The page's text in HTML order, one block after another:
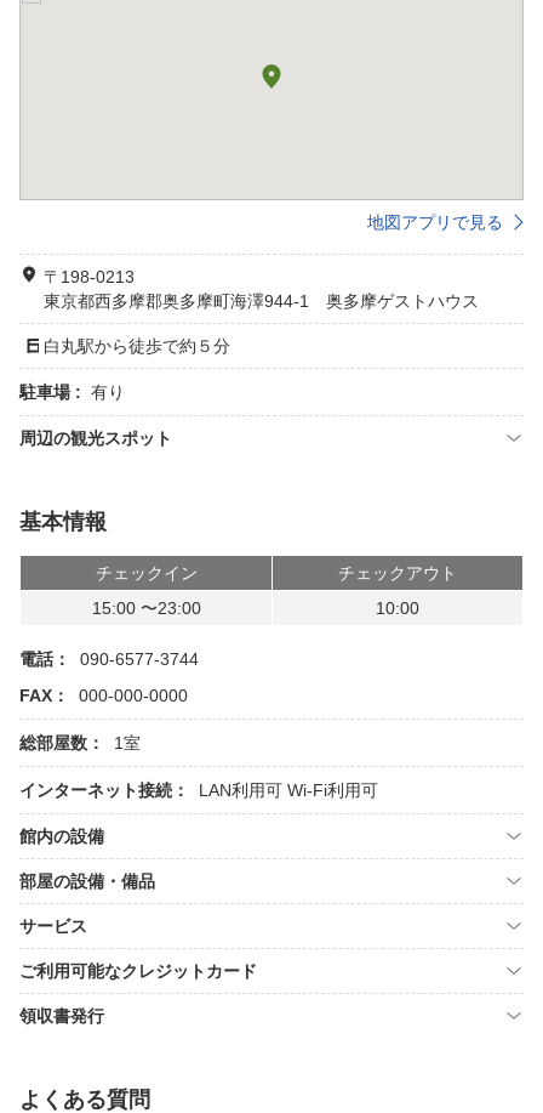
地図アプリで見る
〒198-0213
東京都西多摩郡奥多摩町海澤944-1 奥多摩ゲストハウス
白丸駅から徒歩で約５分
駐車場 : 有り
周辺の観光スポット
基本情報
チェックイン
チェックアウト
15:00 〜23:00
10:00
電話：
090-6577-3744
FAX：
000-000-0000
総部屋数： 1室
インターネット接続： LAN利用可 Wi-Fi利用可
館内の設備
部屋の設備・備品
サービス
ご利用可能なクレジットカード
領収書発行
よくある質問